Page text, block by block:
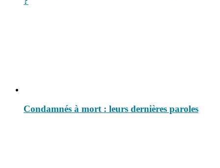
Condamnés à mort : leurs dernières paroles